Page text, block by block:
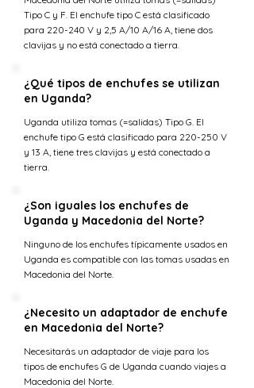
Tipo C y F. El enchufe tipo C está clasificado
para 220-240 V y 2,5 A/10 A/16 A, tiene dos
clavijas y no está conectado a tierra.
¿Qué tipos de enchufes se utilizan
en Uganda?
Uganda utiliza tomas (=salidas) Tipo G. El
enchufe tipo G está clasificado para 220-250 V
y 13 A, tiene tres clavijas y está conectado a
tierra.
¿Son iguales los enchufes de
Uganda y Macedonia del Norte?
Ninguno de los enchufes típicamente usados en
Uganda es compatible con las tomas usadas en
Macedonia del Norte.
¿Necesito un adaptador de enchufe
en Macedonia del Norte?
Necesitarás un adaptador de viaje para los
tipos de enchufes G de Uganda cuando viajes a
Macedonia del Norte.